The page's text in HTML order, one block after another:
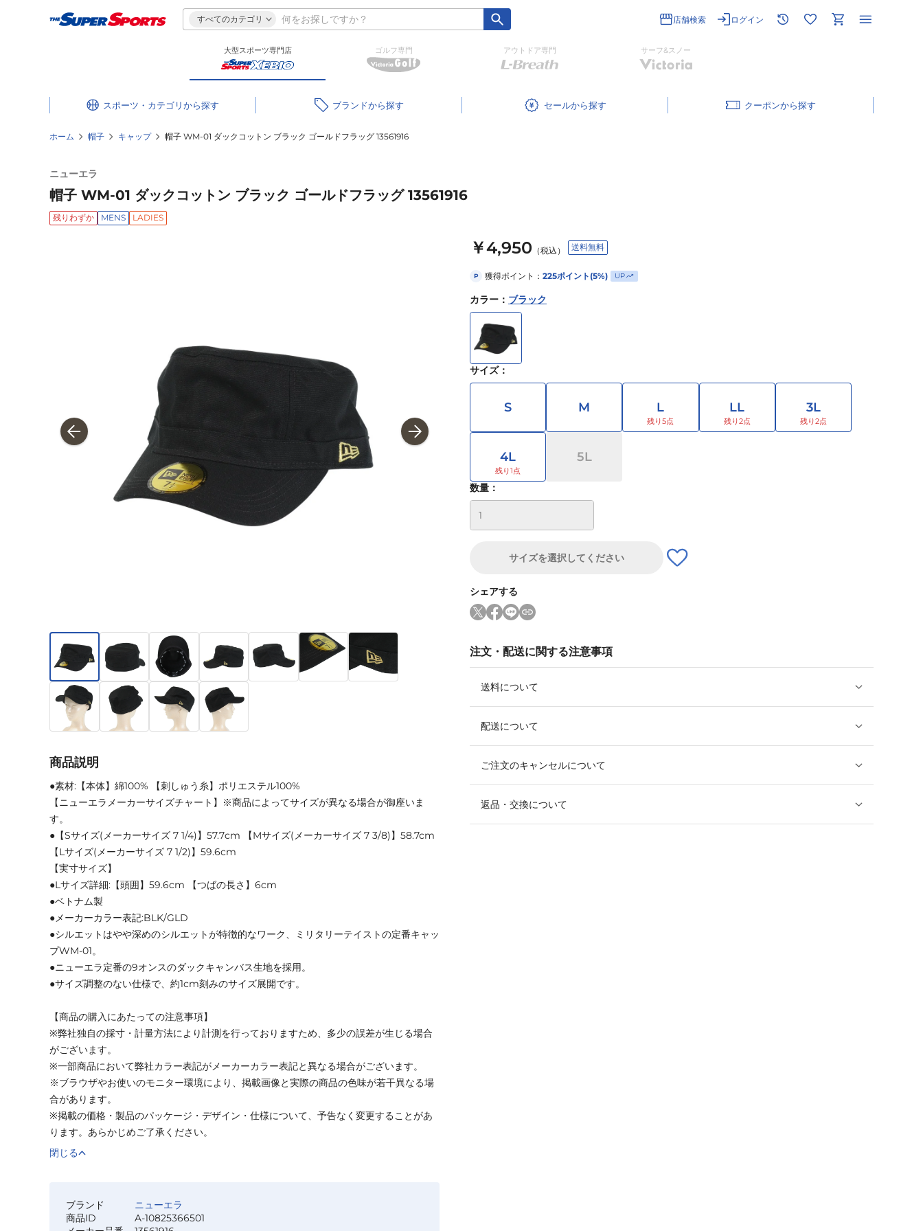
すべてのカテゴリ 店舗検索 ログイン
大型スポーツ専門店 ゴルフ専門 アウトドア専門 サーフ&スノー
スポーツ・カテゴリ ブランド セール クーポン
ホーム 帽子 キャップ 帽子 WM-01 ダックコットン ブラック ゴールドフラッグ 13561916
ニューエラ
帽子 WM-01 ダックコットン ブラック ゴールドフラッグ 13561916
残りわずか MENS LADIES
￥4,950 （税込） 送料無料
P 獲得ポイント： 225ポイント(5%) UP
カラー ： ブラック
サイズ：
S M L LL 3L
4L 5L
数量：
サイズを選択してください
シェアする
注文・配送に関する注意事項
送料について
配送について
ご注文のキャンセルについて
返品・交換について
商品説明
●素材:【本体】綿100% 【刺しゅう糸】ポリエステル100%
【ニューエラメーカーサイズチャート】※商品によってサイズが異なる場合が御座いま
す。
●【Sサイズ(メーカーサイズ 7 1/4)】57.7cm 【Mサイズ(メーカーサイズ 7 3/8)】58.7cm
【Lサイズ(メーカーサイズ 7 1/2)】59.6cm
【実寸サイズ】
●Lサイズ詳細:【頭囲】59.6cm 【つばの長さ】6cm
●ベトナム製
●メーカーカラー表記:BLK/GLD
●シルエットはやや深めのシルエットが特徴的なワーク、ミリタリーテイストの定番キャッ
プWM-01。
●ニューエラ定番の9オンスのダックキャンバス生地を採用。
●サイズ調整のない仕様で、約1cm刻みのサイズ展開です。
【商品の購入にあたっての注意事項】
※弊社独自の採寸・計量方法により計測を行っておりますため、多少の誤差が生じる場合
がございます。
※一部商品において弊社カラー表記がメーカーカラー表記と異なる場合がございます。
※ブラウザやお使いのモニター環境により、掲載画像と実際の商品の色味が若干異なる場
合があります。
※掲載の価格・製品のパッケージ・デザイン・仕様について、予告なく変更することがあ
ります。あらかじめご了承ください。
閉じる
ブランド
ニューエラ
商品ID
A-10825366501